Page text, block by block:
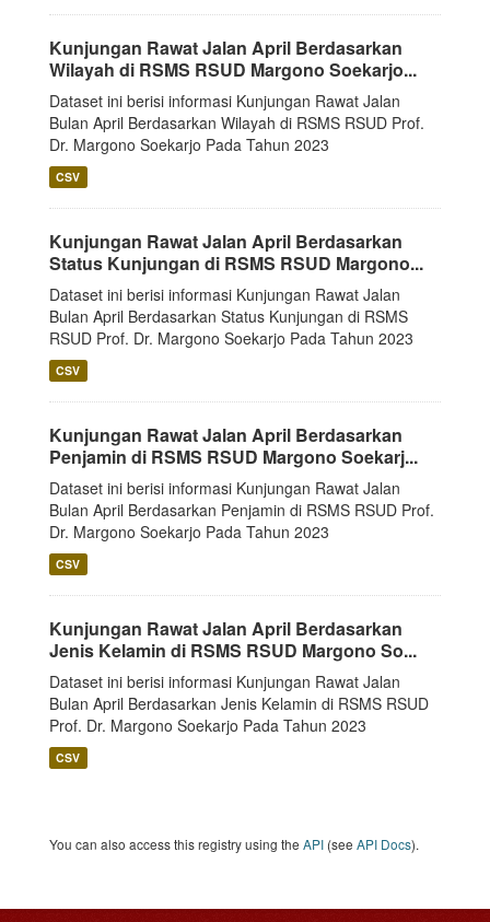
Kunjungan Rawat Jalan April Berdasarkan
Wilayah di RSMS RSUD Margono Soekarjo...
Dataset ini berisi informasi Kunjungan Rawat Jalan
Bulan April Berdasarkan Wilayah di RSMS RSUD Prof.
Dr. Margono Soekarjo Pada Tahun 2023
CSV
Kunjungan Rawat Jalan April Berdasarkan
Status Kunjungan di RSMS RSUD Margono...
Dataset ini berisi informasi Kunjungan Rawat Jalan
Bulan April Berdasarkan Status Kunjungan di RSMS
RSUD Prof. Dr. Margono Soekarjo Pada Tahun 2023
CSV
Kunjungan Rawat Jalan April Berdasarkan
Penjamin di RSMS RSUD Margono Soekarj...
Dataset ini berisi informasi Kunjungan Rawat Jalan
Bulan April Berdasarkan Penjamin di RSMS RSUD Prof.
Dr. Margono Soekarjo Pada Tahun 2023
CSV
Kunjungan Rawat Jalan April Berdasarkan
Jenis Kelamin di RSMS RSUD Margono So...
Dataset ini berisi informasi Kunjungan Rawat Jalan
Bulan April Berdasarkan Jenis Kelamin di RSMS RSUD
Prof. Dr. Margono Soekarjo Pada Tahun 2023
CSV
You can also access this registry using the API (see API Docs).